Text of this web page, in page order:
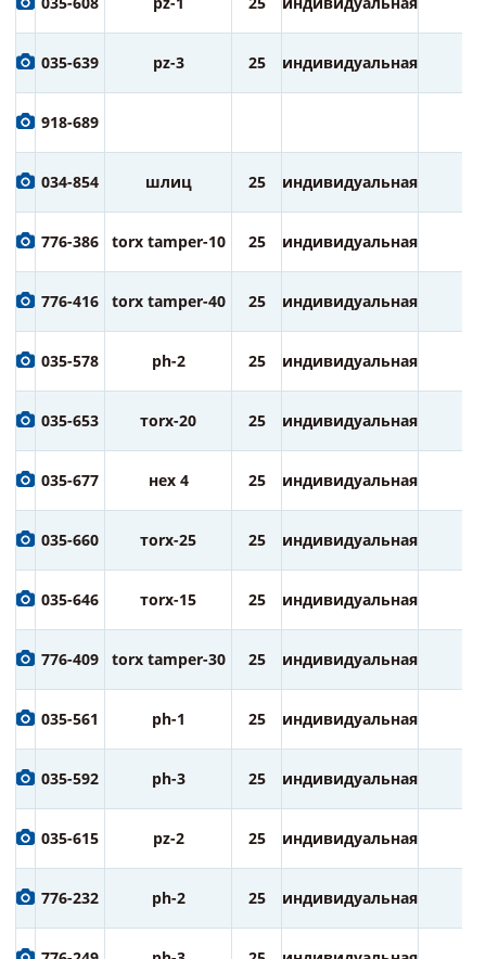
035-639 pz-3 25 индивидуальная
918-689
034-854 шлиц 25 индивидуальная
776-386 torx tamper-10 25 индивидуальная
776-416 torx tamper-40 25 индивидуальная
035-578 ph-2 25 индивидуальная
035-653 тorx-20 25 индивидуальная
035-677 нех 4 25 индивидуальная
035-660 тorx-25 25 индивидуальная
035-646 тorx-15 25 индивидуальная
776-409 torx tamper-30 25 индивидуальная
035-561 ph-1 25 индивидуальная
035-592 ph-3 25 индивидуальная
035-615 pz-2 25 индивидуальная
776-232 ph-2 25 индивидуальная